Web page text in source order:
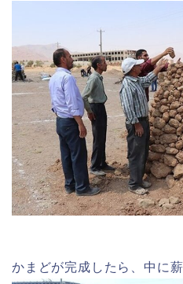
かまどが完成したら、中に